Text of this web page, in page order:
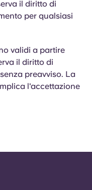
il diritto di
per qualsiasi
validi a partire
il diritto di
preavviso. La
l'accettazione